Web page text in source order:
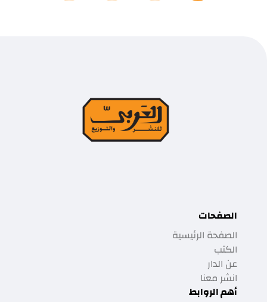
الصفحات
الصفحة الرئيسية
الكتب
عن الدار
انشر معنا
أهم الروابط